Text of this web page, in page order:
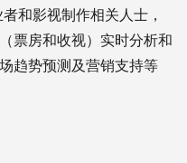
和影视制作相关人士，
票房和收视）实时分析和
趋势预测及营销支持等